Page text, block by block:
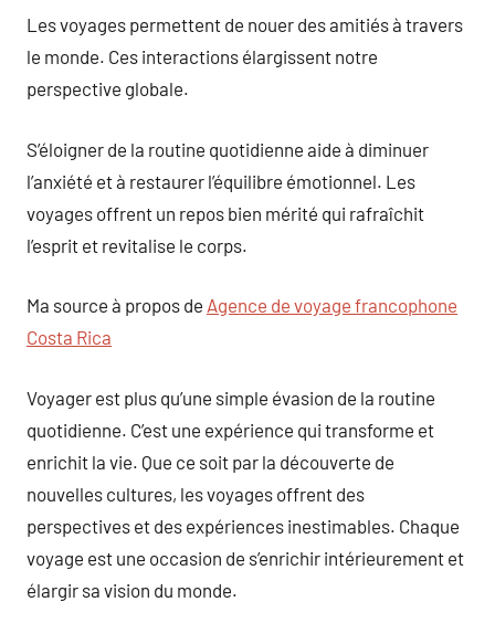
Les voyages permettent de nouer des amitiés à travers
le monde. Ces interactions élargissent notre
perspective globale.
S’éloigner de la routine quotidienne aide à diminuer
l’anxiété et à restaurer l’équilibre émotionnel. Les
voyages offrent un repos bien mérité qui rafraîchit
l’esprit et revitalise le corps.
Ma source à propos de Agence de voyage francophone
Costa Rica
Voyager est plus qu’une simple évasion de la routine
quotidienne. C’est une expérience qui transforme et
enrichit la vie. Que ce soit par la découverte de
nouvelles cultures, les voyages offrent des
perspectives et des expériences inestimables. Chaque
voyage est une occasion de s’enrichir intérieurement et
élargir sa vision du monde.